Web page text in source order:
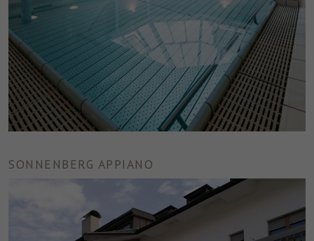
SONNENBERG APPIANO